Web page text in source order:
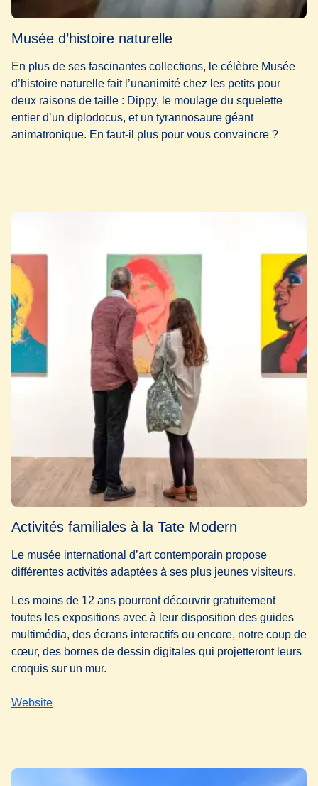
Musée d’histoire naturelle
En plus de ses fascinantes collections, le célèbre Musée
d’histoire naturelle fait l’unanimité chez les petits pour
deux raisons de taille : Dippy, le moulage du squelette
entier d’un diplodocus, et un tyrannosaure géant
animatronique. En faut-il plus pour vous convaincre ?
Activités familiales à la Tate Modern
Le musée international d’art contemporain propose
différentes activités adaptées à ses plus jeunes visiteurs.
Les moins de 12 ans pourront découvrir gratuitement
toutes les expositions avec à leur disposition des guides
multimédia, des écrans interactifs ou encore, notre coup de
cœur, des bornes de dessin digitales qui projetteront leurs
croquis sur un mur.
Website